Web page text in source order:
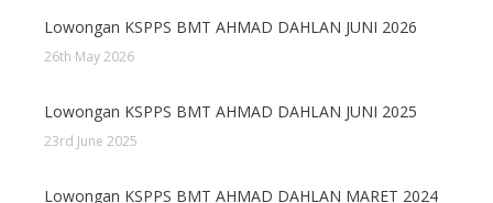
Lowongan KSPPS BMT AHMAD DAHLAN JUNI 2026
26th May 2026
Lowongan KSPPS BMT AHMAD DAHLAN JUNI 2025
23rd June 2025
Lowongan KSPPS BMT AHMAD DAHLAN MARET 2024